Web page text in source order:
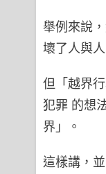
舉例來說
壞了人與
但「越界
犯罪 的想
界」。
這樣講，